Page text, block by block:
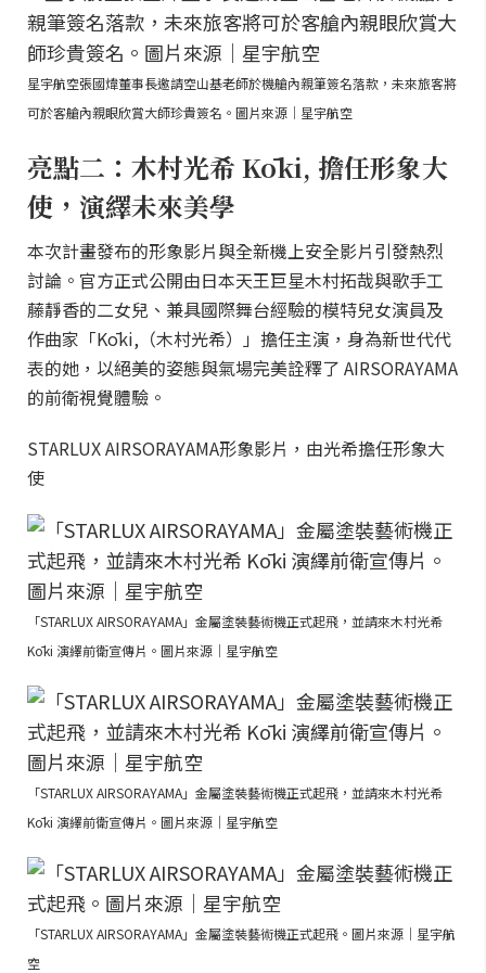
星宇航空張國煒董事長邀請空山基老師於機艙內親筆簽名落款，未來旅客將
可於客艙內親眼欣賞大師珍貴簽名。圖片來源｜星宇航空
亮點二：木村光希 Kōki, 擔任形象大
使，演繹未來美學
本次計畫發布的形象影片與全新機上安全影片引發熱烈
討論。官方正式公開由日本天王巨星木村拓哉與歌手工
藤靜香的二女兒、兼具國際舞台經驗的模特兒女演員及
作曲家「Kōki,（木村光希）」擔任主演，身為新世代代
表的她，以絕美的姿態與氣場完美詮釋了 AIRSORAYAMA
的前衛視覺體驗。
STARLUX AIRSORAYAMA形象影片，由光希擔任形象大
使
「STARLUX AIRSORAYAMA」金屬塗裝藝術機正式起飛，並請來木村光希
Kōki 演繹前衛宣傳片。圖片來源｜星宇航空
「STARLUX AIRSORAYAMA」金屬塗裝藝術機正式起飛，並請來木村光希
Kōki 演繹前衛宣傳片。圖片來源｜星宇航空
「STARLUX AIRSORAYAMA」金屬塗裝藝術機正式起飛。圖片來源｜星宇航
空